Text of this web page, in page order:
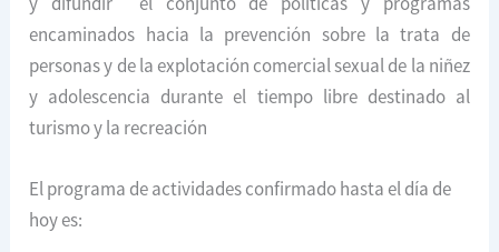
encaminados hacia la prevención sobre la trata de
personas y de la explotación comercial sexual de la niñez
y adolescencia durante el tiempo libre destinado al
turismo y la recreación
El programa de actividades confirmado hasta el día de
hoy es: